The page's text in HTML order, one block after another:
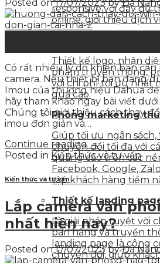
responsive với đầy đủ
online, giới thiệu dịch
Thiết kế logo, nhận
phẩm truyền thông,
với chi phí tối ưu nhất
quả cao.
Phòng marketing
Giúp tối ưu ngân
chuyển đổi tối đa với
quảng cáo trên các
Facebook, Google,
tập khách hàng tiềm
Thiết kế landing
Là giải pháp tuyệt vời
bán hàng và truyền
landing page là công
chuyển đổi, giúp
Posted on17/07/2023byĐà
Có rất nhiều lý do khiến bạn cần
camera. Nếu thiết bị bạn đang
Imou của thương hiệu Dahua
hãy tham khảo ngay bài viết
Chúng tôi giới thiệu cách thay
imou đơn giản và…
Continue reading →
Posted in Kiến thức và tư vấn
Kiến thức và tư vấn
Lắp camera văn
nhất hiện nay?
Posted on17/07/2023byĐà